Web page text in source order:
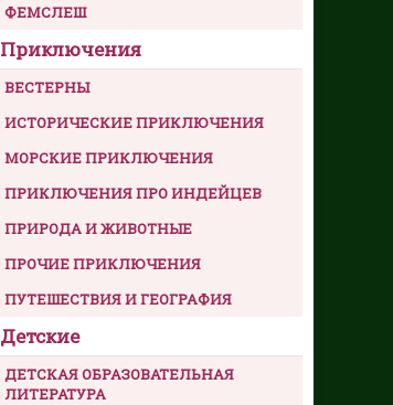
ФЕМСЛЕШ
Приключения
ВЕСТЕРНЫ
ИСТОРИЧЕСКИЕ ПРИКЛЮЧЕНИЯ
МОРСКИЕ ПРИКЛЮЧЕНИЯ
ПРИКЛЮЧЕНИЯ ПРО ИНДЕЙЦЕВ
ПРИРОДА И ЖИВОТНЫЕ
ПРОЧИЕ ПРИКЛЮЧЕНИЯ
ПУТЕШЕСТВИЯ И ГЕОГРАФИЯ
Детские
ДЕТСКАЯ ОБРАЗОВАТЕЛЬНАЯ
ЛИТЕРАТУРА